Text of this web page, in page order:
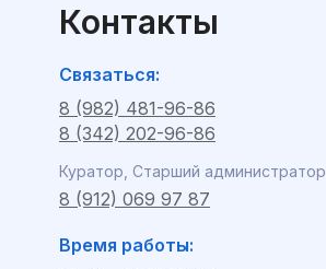
8 (982) 481-96-86
8 (342) 202-96-86
Связаться:
8 (912) 069 97 87
Куратор, Старший администратор
Время работы:
Контакты